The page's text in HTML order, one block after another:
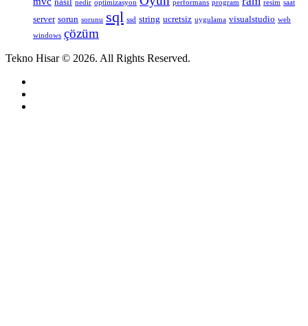
nedir optimizasyon performans program resim saat
server sorun sorunu sql ssd string ucretsiz uygulama visualstudio web
windows çözüm
Tekno Hisar © 2026. All Rights Reserved.